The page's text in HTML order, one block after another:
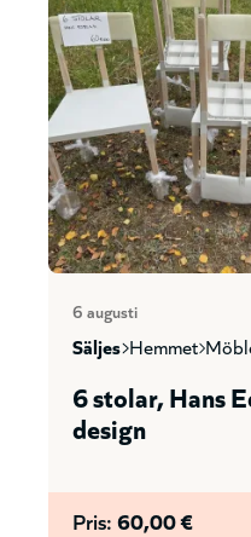
6 augusti
säljes hemmet
6 stolar, Hans
design
Pris:60,00 €